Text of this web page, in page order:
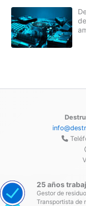
25 años
Gestor de
Transportista de